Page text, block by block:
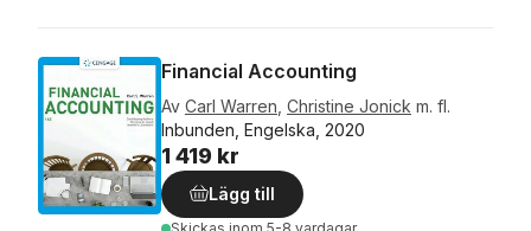
Financial Accounting
Av Carl Warren Christine Jonick m. fl.
Inbunden, Engelska, 2020
1 419 kr
Lägg till